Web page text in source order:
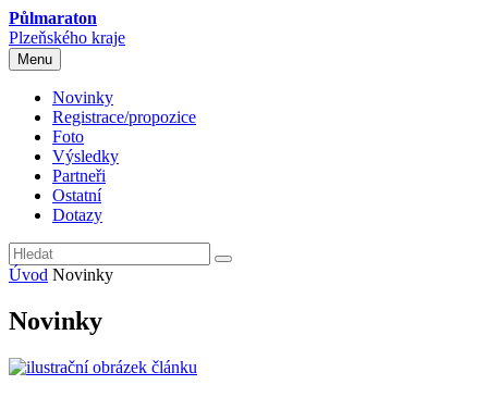
Půlmaraton
Plzeňského kraje
Menu
Novinky
Registrace/propozice
Foto
Výsledky
Partneři
Ostatní
Dotazy
Úvod Novinky
Novinky